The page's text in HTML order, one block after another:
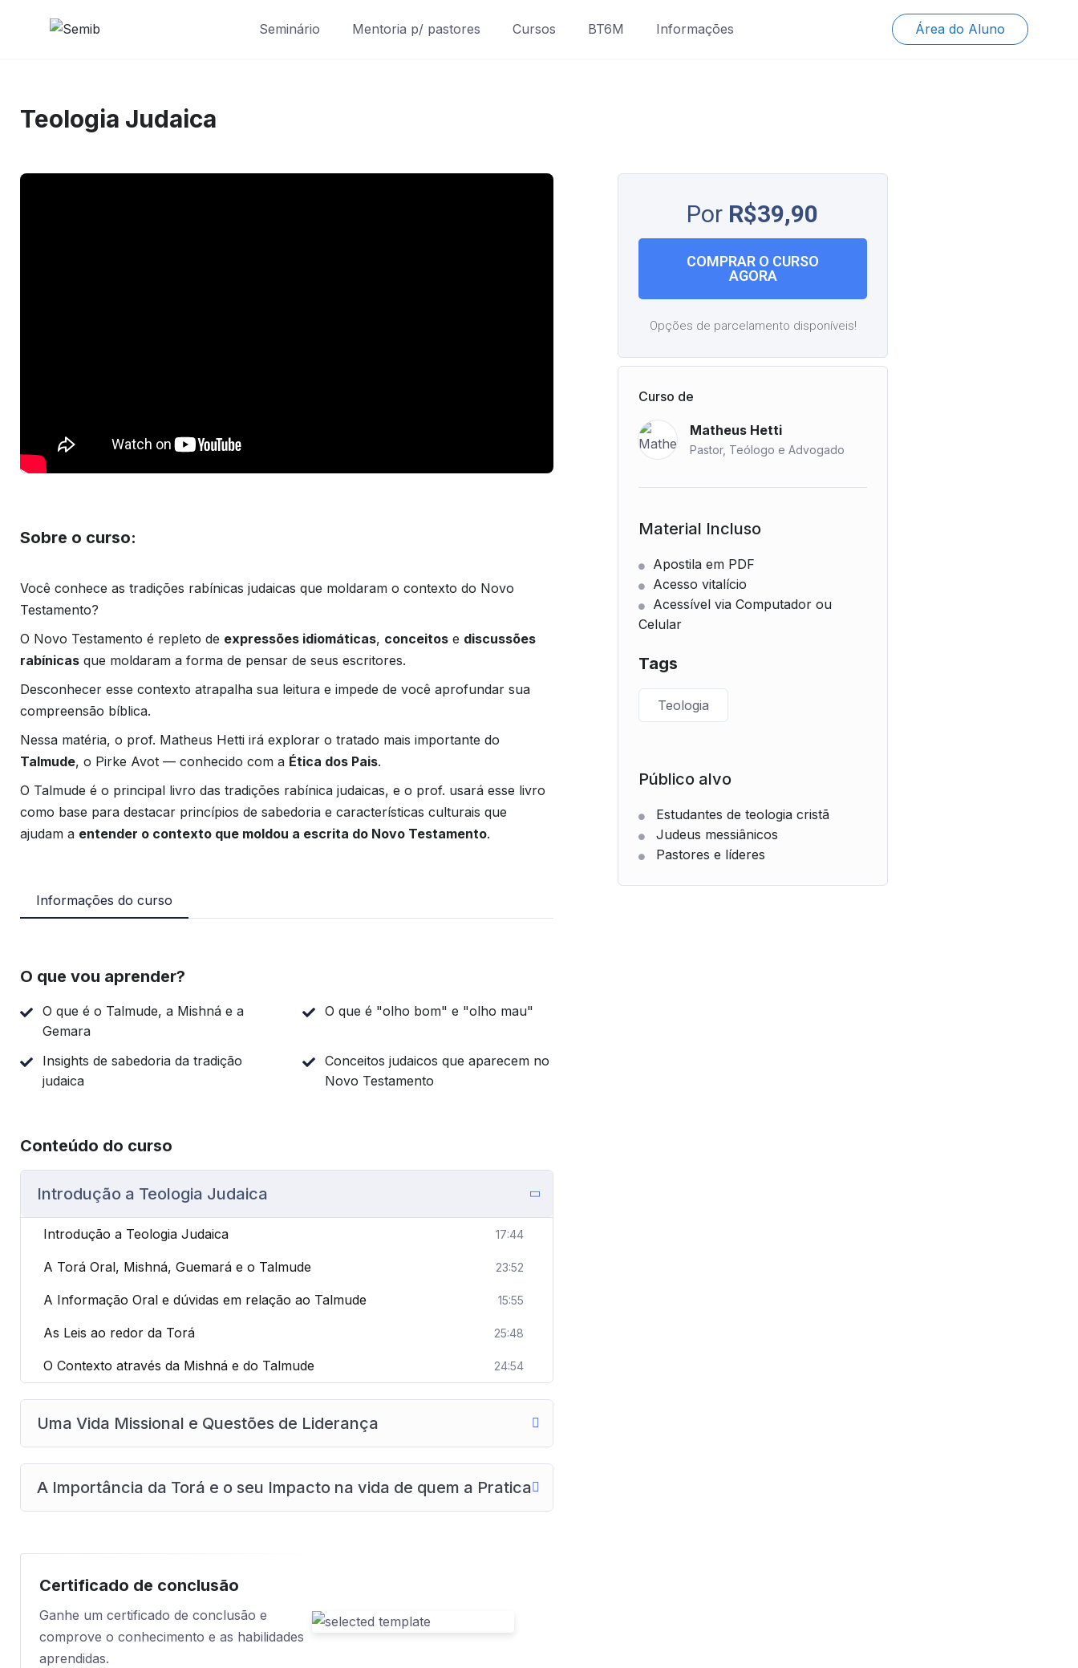
Seminário Mentoria p/ pastores Cursos BT6M Informações Área do Aluno
Teologia Judaica
Sobre o curso:
Você conhece as tradições rabínicas judaicas que moldaram o contexto do Novo
Testamento?
O Novo Testamento é repleto de expressões idiomáticas, conceitos e discussões
rabínicas que moldaram a forma de pensar de seus escritores.
Desconhecer esse contexto atrapalha sua leitura e impede de você aprofundar sua
compreensão bíblica.
Nessa matéria, o prof. Matheus Hetti irá explorar o tratado mais importante do
Talmude, o Pirke Avot — conhecido com a Ética dos Pais.
O Talmude é o principal livro das tradições rabínica judaicas, e o prof. usará esse livro
como base para destacar princípios de sabedoria e características culturais que
ajudam a entender o contexto que moldou a escrita do Novo Testamento.
Informações do curso
O que vou aprender?
O que é o Talmude, a Mishná e a
Gemara
O que é "olho bom" e "olho mau"
Insights de sabedoria da tradição
judaica
Conceitos judaicos que aparecem no
Novo Testamento
Conteúdo do curso
Introdução a Teologia Judaica
Introdução a Teologia Judaica 17:44
A Torá Oral, Mishná, Guemará e o Talmude 23:52
A Informação Oral e dúvidas em relação ao Talmude 15:55
As Leis ao redor da Torá 25:48
O Contexto através da Mishná e do Talmude 24:54
Uma Vida Missional e Questões de Liderança
A Importância da Torá e o seu Impacto na vida de quem a Pratica
Certificado de conclusão
Ganhe um certificado de conclusão e
comprove o conhecimento e as habilidades
aprendidas.
Por R$39,90
COMPRAR O CURSO
AGORA
Opções de parcelamento disponíveis!
Curso de
Matheus Hetti
Pastor, Teólogo e Advogado
Material Incluso
Apostila em PDF
Acesso vitalício
Acessível via Computador ou
Celular
Tags
Teologia
Público alvo
Estudantes de teologia cristã
Judeus messiânicos
Pastores e líderes